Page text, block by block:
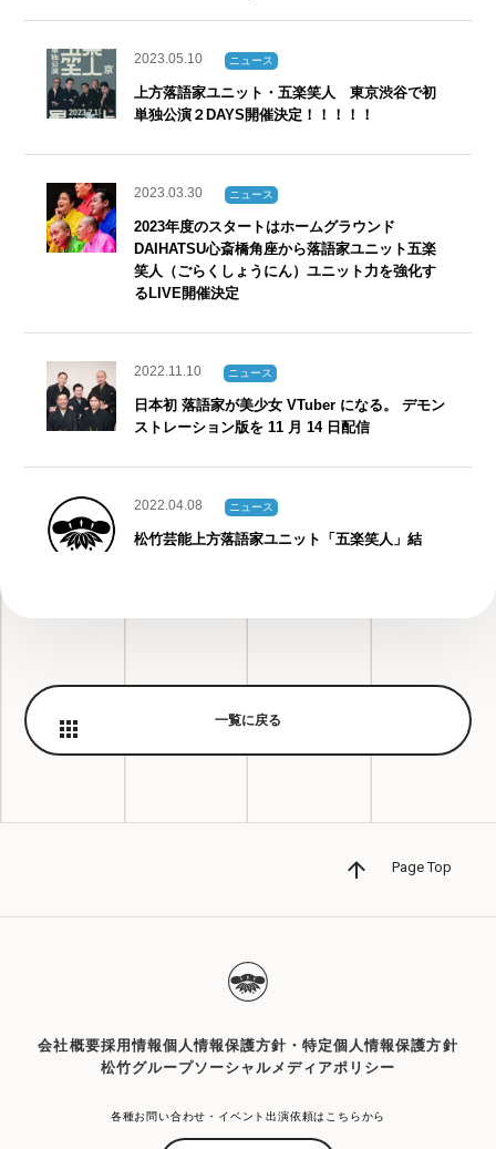
2023.05.10 ニュース
上方落語家ユニット・五楽笑人 東京渋谷で初
単独公演２DAYS開催決定！！！！！
2023.03.30 ニュース
2023年度のスタートはホームグラウンド
DAIHATSU心斎橋角座から落語家ユニット五楽
笑人（ごらくしょうにん）ユニット力を強化す
るLIVE開催決定
2022.11.10 ニュース
日本初 落語家が美少女 VTuber になる。 デモン
ストレーション版を 11 月 14 日配信
2022.04.08 ニュース
松竹芸能上方落語家ユニット「五楽笑人」結
一覧に戻る
Page Top
会社概要採用情報個人情報保護方針・特定個人情報保護方針
松竹グループソーシャルメディアポリシー
各種お問い合わせ・イベント出演依頼はこちらから